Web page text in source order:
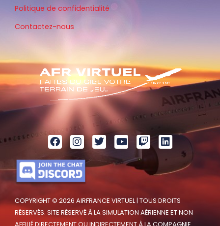
COPYRIGHT © 2026 AIRFRANCE VIRTUEL | TOUS DROITS
RÉSERVÉS. SITE RÉSERVÉ À LA SIMULATION AÉRIENNE ET NON
Politique de confidentialité
Contactez-nous